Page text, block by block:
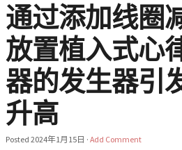
通过添加线圈
放置植入式心
器的发生器引
升高
Posted 2024年1月15日 · Add Comment